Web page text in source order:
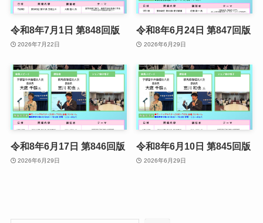
令和8年7月1日 第848回版
2026年7月22日
令和8年6月24日 第847回版
2026年6月29日
令和8年6月17日 第846回版
2026年6月29日
令和8年6月10日 第845回版
2026年6月29日